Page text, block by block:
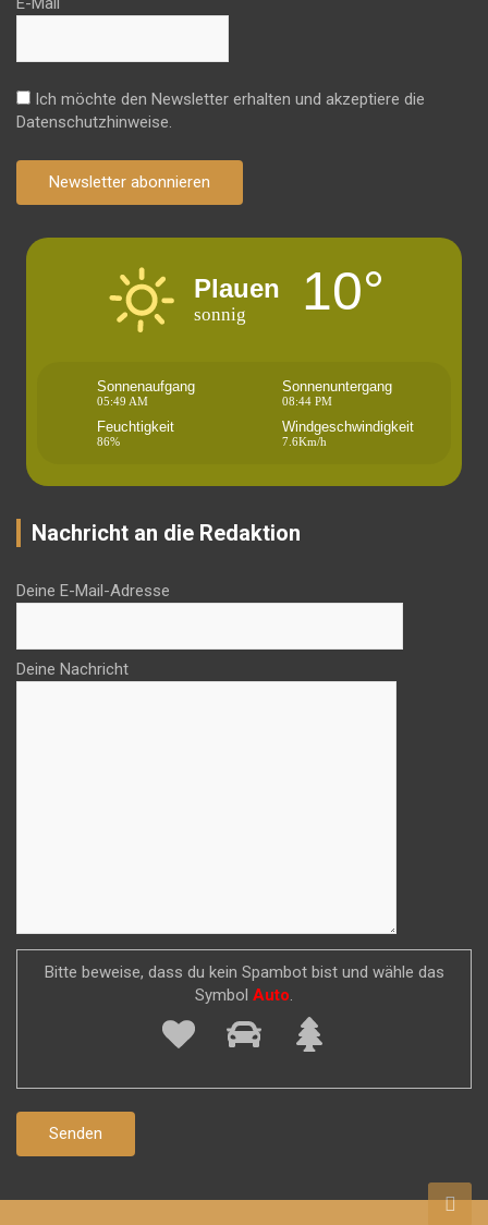
Ich möchte den Newsletter erhalten und akzeptiere die
Datenschutzhinweise.
Newsletter abonnieren
Plauen
sonnig 10°
Sonnenaufgang
05:49 AM
Sonnenuntergang
08:44 PM
Feuchtigkeit
86%
Windgeschwindigkeit
7.6Km/h
Nachricht an die Redaktion
Deine E-Mail-Adresse
Deine Nachricht
Bitte beweise, dass du kein Spambot bist und wähle das
Symbol Auto.